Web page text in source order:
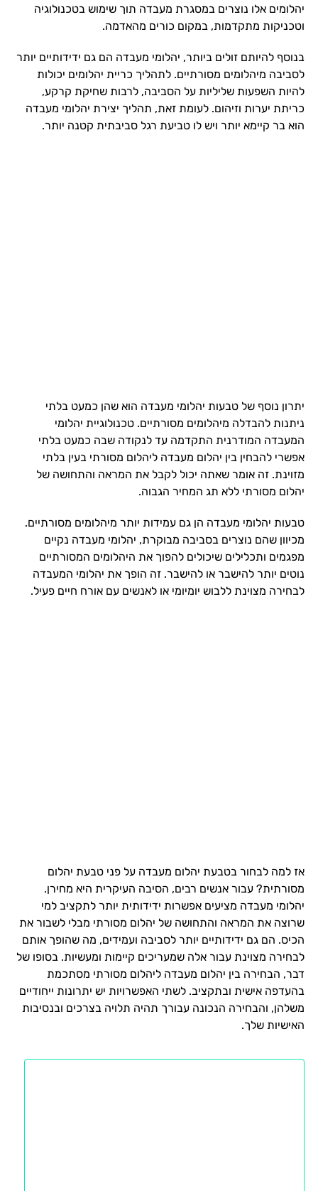
יהלומים אלו נוצרים במסגרת מעבדה תוך שימוש בטכנולוגיה
וטכניקות מתקדמות, במקום כורים מהאדמה.
בנוסף להיותם זולים ביותר, יהלומי מעבדה הם גם ידידותיים יותר
לסביבה מיהלומים מסורתיים. לתהליך כריית יהלומים יכולות
להיות השפעות שליליות על הסביבה, לרבות שחיקת קרקע,
כריתת יערות וזיהום. לעומת זאת, תהליך יצירת יהלומי מעבדה
הוא בר קיימא יותר ויש לו טביעת רגל סביבתית קטנה יותר.
יתרון נוסף של טבעות יהלומי מעבדה הוא שהן כמעט בלתי
ניתנות להבדלה מיהלומים מסורתיים. טכנולוגיית יהלומי
המעבדה המודרנית התקדמה עד לנקודה שבה כמעט בלתי
אפשרי להבחין בין יהלום מעבדה ליהלום מסורתי בעין בלתי
מזוינת. זה אומר שאתה יכול לקבל את המראה והתחושה של
יהלום מסורתי ללא תג המחיר הגבוה.
טבעות יהלומי מעבדה הן גם עמידות יותר מיהלומים מסורתיים.
מכיוון שהם נוצרים בסביבה מבוקרת, יהלומי מעבדה נקיים
מפגמים ותכלילים שיכולים להפוך את היהלומים המסורתיים
נוטים יותר להישבר או להישבר. זה הופך את יהלומי המעבדה
לבחירה מצוינת ללבוש יומיומי או לאנשים עם אורח חיים פעיל.
אז למה לבחור בטבעת יהלום מעבדה על פני טבעת יהלום
מסורתית? עבור אנשים רבים, הסיבה העיקרית היא מחירן.
יהלומי מעבדה מציעים אפשרות ידידותית יותר לתקציב למי
שרוצה את המראה והתחושה של יהלום מסורתי מבלי לשבור את
הכיס. הם גם ידידותיים יותר לסביבה ועמידים, מה שהופך אותם
לבחירה מצוינת עבור אלה שמעריכים קיימות ומעשיות. בסופו של
דבר, הבחירה בין יהלום מעבדה ליהלום מסורתי מסתכמת
בהעדפה אישית ובתקציב. לשתי האפשרויות יש יתרונות ייחודיים
משלהן, והבחירה הנכונה עבורך תהיה תלויה בצרכים ובנסיבות
האישיות שלך.